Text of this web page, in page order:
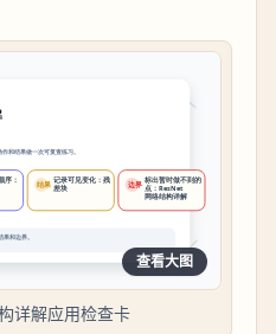
查看大图
详解应用检查卡